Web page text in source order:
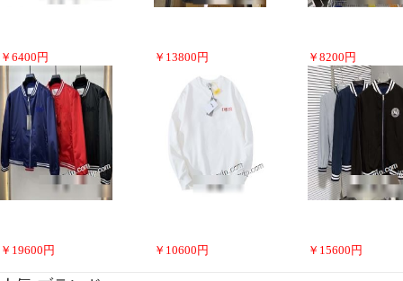
￥ 6400 円 ￥ 13800 円 ￥ 8200 円
￥ 19600 円 ￥ 10600 円 ￥ 15600 円